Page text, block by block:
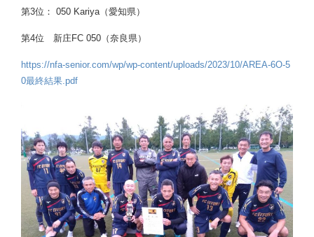
第3位： 050 Kariya（愛知県）
第4位 新庄FC 050（奈良県）
https://nfa-senior.com/wp/wp-content/uploads/2023/10/AREA-6O-5
0最終結果.pdf